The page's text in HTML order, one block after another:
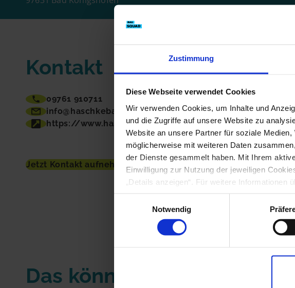
Zustimmung
Diese Webseite verwendet Cookies
Wir verwenden Cookies, um Inhalte und
und die Zugriffe auf unsere Website zu
Website an unsere Partner für soziale
möglicherweise mit weiteren Daten
der Dienste gesammelt haben. Mit Ihrem
Einwilligung zur Nutzung der jeweiligen
„Details anzeigen“. Für weitere
Notwendig
Kontakt
09761 910711
info@haschkebau.de
https://www.haschkebau.de
Jetzt Kontakt aufnehmen
Das könnte Dir auch
Handynummer